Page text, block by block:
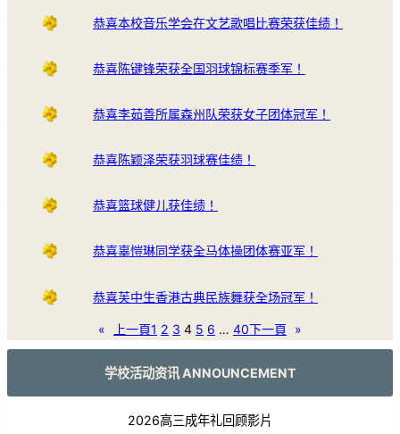
恭喜本校音乐学会在文艺歌唱比赛荣获佳绩！
恭喜陈键锋荣获全国羽球锦标赛季军！
恭喜李茹善所属森州队荣获女子团体冠军！
恭喜陈颖泽荣获羽球赛佳绩！
恭喜篮球健儿获佳绩！
恭喜辜愷琳同学获全马体操团体赛亚军！
恭喜芙中生香港古典民族舞获全场冠军！
« 上一頁1 2 3 4 5 6 … 40下一頁 »
学校活动资讯 ANNOUNCEMENT
2026高三成年礼回顾影片